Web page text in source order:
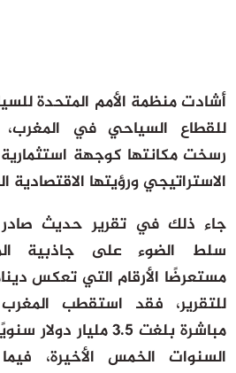
أشادت منظمة الأمم المتحدة
للقطاع السياحي في
رسخت مكانتها كوجهة
الاستراتيجي ورؤيتها الاقتصادية
جاء ذلك في تقرير حديث
سلط الضوء على جاذبية
مستعرضًا الأرقام التي تعكس
للتقرير، فقد استقطب
مباشرة بلغت 3.5
السنوات الخمس الأخيرة،